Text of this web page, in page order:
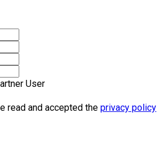
User
read and accepted the privacy policy